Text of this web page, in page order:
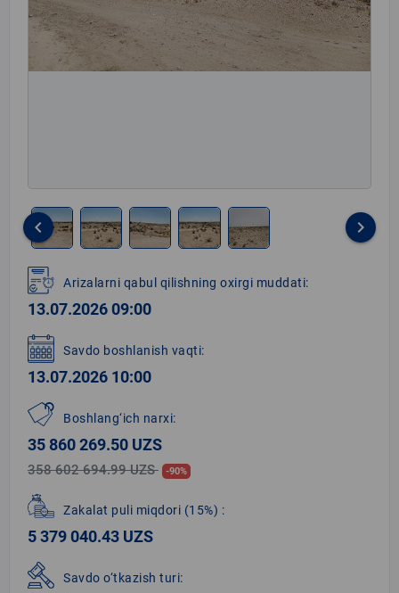
1
of
5
keyboard_arrow_left keyboard_arrow_right
Arizalarni qabul qilishning oxirgi muddati:
13.07.2026 09:00
Savdo boshlanish vaqti:
13.07.2026 10:00
Boshlang‘ich narxi:
35 860 269.50 UZS
358 602 694.99 UZS -90%
Zakalat puli miqdori (15%) :
5 379 040.43 UZS
Savdo o‘tkazish turi: